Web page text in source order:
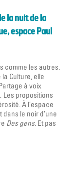
la nuit de la
espace Paul
comme les autres.
Culture, elle
à voix
Les propositions
À l’espace
le noir d’une
Des gens. Et pas